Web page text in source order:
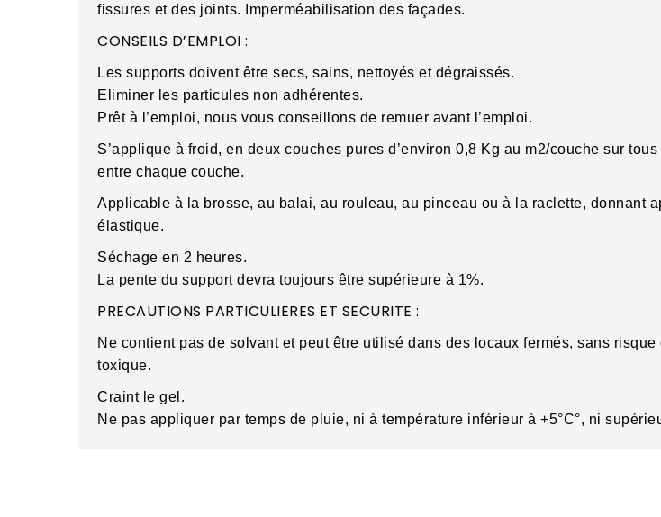
fissures et des joints. Imperméabilisation des façades.
CONSEILS D’EMPLOI :
Les supports doivent être secs, sains, nettoyés et dégraissés.
Eliminer les particules non adhérentes.
Prêt à l’emploi, nous vous conseillons de remuer avant l’emploi.
S’applique à froid, en deux couches pures d’environ 0,8 Kg au m2/couche sur
entre chaque couche.
Applicable à la brosse, au balai, au rouleau, au pinceau ou à la raclette, donnant
élastique.
Séchage en 2 heures.
La pente du support devra toujours être supérieure à 1%.
PRECAUTIONS PARTICULIERES ET SECURITE :
Ne contient pas de solvant et peut être utilisé dans des locaux fermés, sans
toxique.
Craint le gel.
Ne pas appliquer par temps de pluie, ni à température inférieur à +5°C°, ni